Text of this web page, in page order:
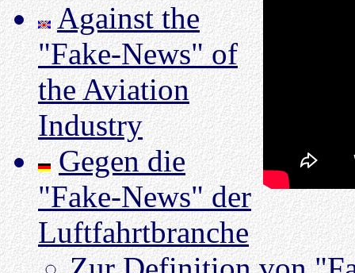
Against the
"Fake-News" of
the Aviation
Industry
Gegen die
"Fake-News" der
Luftfahrtbranche